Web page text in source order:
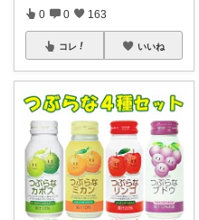
0 0 163
コレ いいね